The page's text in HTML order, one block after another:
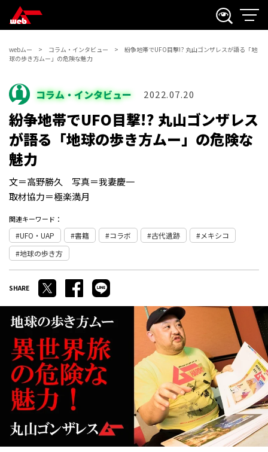
webムー コラム・インタビュー
紛争地帯でUFO目撃!? 丸山ゴンザレスが語る「地
球の歩き方ムー」の危険な魅力
コラム・インタビュー 2022.07.20
紛争地帯でUFO目撃!? 丸山ゴンザレス
が語る「地球の歩き方ムー」の危険な
魅力
文＝高野勝久 写真＝我妻慶一
取材協力＝極楽満月
関連キーワード：
UFO・UAP 書籍 コラボ 古代遺跡
メキシコ
地球の歩き方